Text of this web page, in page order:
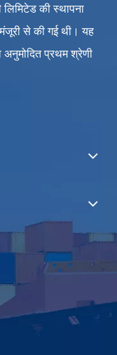
की स्थापना
से की गई थी। यह
अनुमोदित प्रथम श्रेणी